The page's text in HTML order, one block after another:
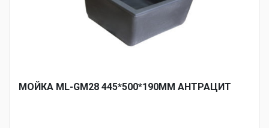
МОЙКА ML-GM28 445*500*190ММ АНТРАЦИТ